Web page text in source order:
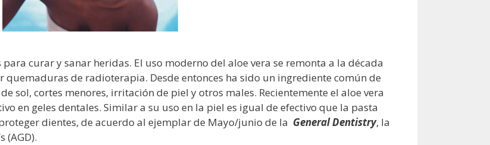
curar y sanar heridas. El uso moderno del aloe vera se remonta a la década
quemaduras de radioterapia. Desde entonces ha sido un ingrediente común de
sol, cortes menores, irritación de piel y otros males. Recientemente el aloe vera
en geles dentales. Similar a su uso en la piel es igual de efectivo que la pasta
dientes, de acuerdo al ejemplar de Mayo/junio de la General Dentistry, la
(AGD).